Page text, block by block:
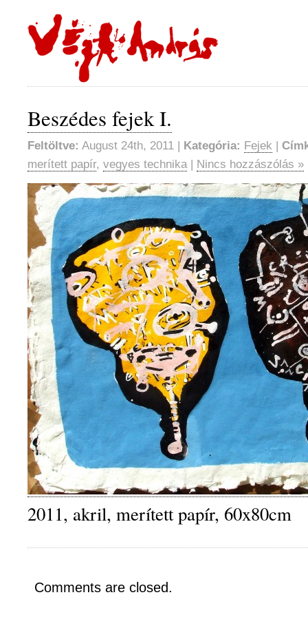
Beszédes fejek I.
Feltöltve: August 24th, 2011 | Kategória: Fejek |
merített papír, vegyes technika| Nincs hozzászólás »
2011, akril, merített papír, 60x80cm
Comments are closed.